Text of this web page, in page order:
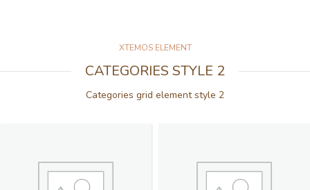
XTEMOS ELEMENT
CATEGORIES STYLE 2
Categories grid element style 2